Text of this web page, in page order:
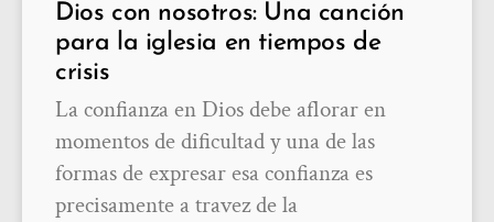
Dios con nosotros: Una canción
para la iglesia en tiempos de
crisis
La confianza en Dios debe aflorar en
momentos de dificultad y una de las
formas de expresar esa confianza es
precisamente a travez de la